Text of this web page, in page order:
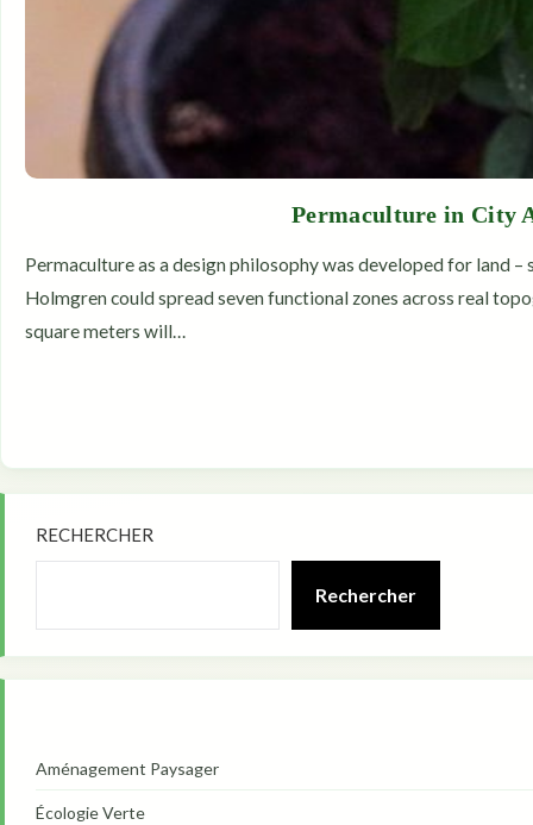
Permaculture in City
Permaculture as a design philosophy was developed for land
Holmgren could spread seven functional zones across real
square meters will…
RECHERCHER
Rechercher
Aménagement Paysager
Écologie Verte